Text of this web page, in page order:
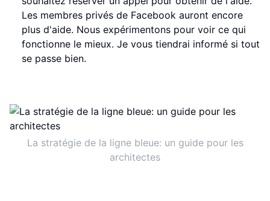
Les membres privés de Facebook auront encore
plus d'aide. Nous expérimentons pour voir ce qui
fonctionne le mieux. Je vous tiendrai informé si tout
se passe bien.
La stratégie de la ligne bleue: un guide pour les
architectes